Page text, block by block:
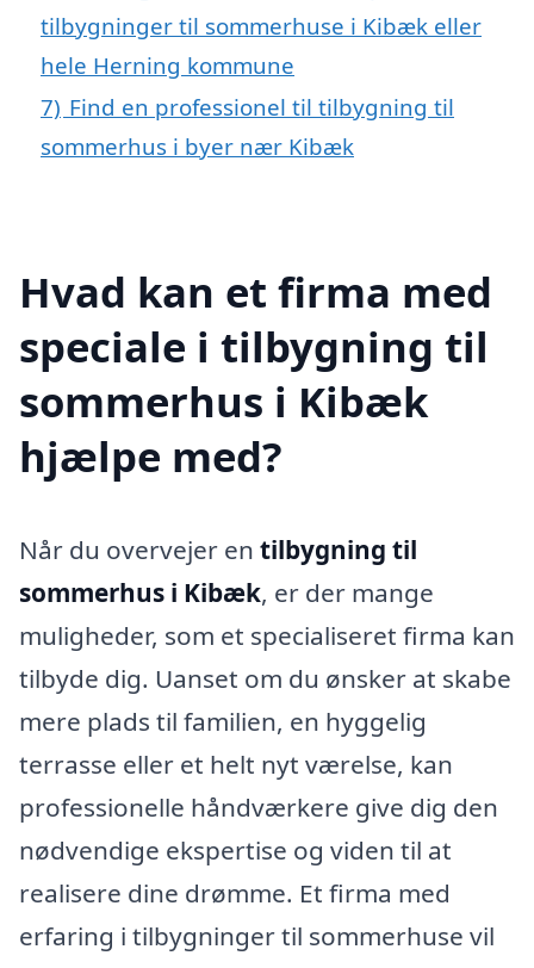
tilbygninger til sommerhuse i Kibæk eller
hele Herning kommune
7) Find en professionel til tilbygning til
sommerhus i byer nær Kibæk
Hvad kan et firma med
speciale i tilbygning til
sommerhus i Kibæk
hjælpe med?
Når du overvejer en tilbygning til
sommerhus i Kibæk, er der mange
muligheder, som et specialiseret firma kan
tilbyde dig. Uanset om du ønsker at skabe
mere plads til familien, en hyggelig
terrasse eller et helt nyt værelse, kan
professionelle håndværkere give dig den
nødvendige ekspertise og viden til at
realisere dine drømme. Et firma med
erfaring i tilbygninger til sommerhuse vil